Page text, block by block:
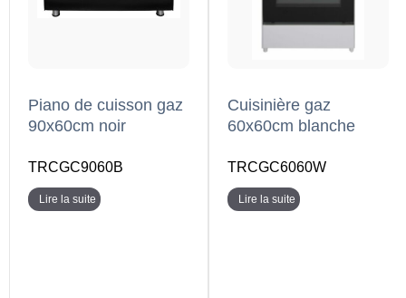
Piano de cuisson gaz
90x60cm noir
TRCGC9060B
Lire la suite
Cuisinière gaz
60x60cm blanche
TRCGC6060W
Lire la suite